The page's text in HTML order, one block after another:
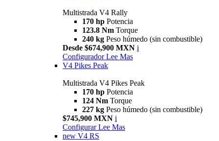
Multistrada V4 Rally
170 hp Potencia
123.8 Nm Torque
240 kg Peso húmedo (sin combustible)
Desde $674,900 MXN i
Configurador Lee Mas
V4 Pikes Peak
Multistrada V4 Pikes Peak
170 hp Potencia
124 Nm Torque
227 kg Peso húmedo (sin combustible)
$745,900 MXN i
Configurar Lee Mas
new V4 RS